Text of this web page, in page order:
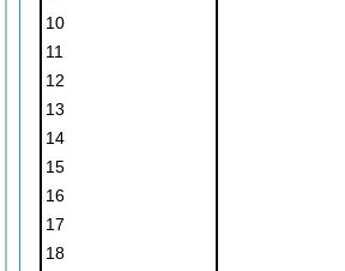
10
11
12
13
14
15
16
17
18